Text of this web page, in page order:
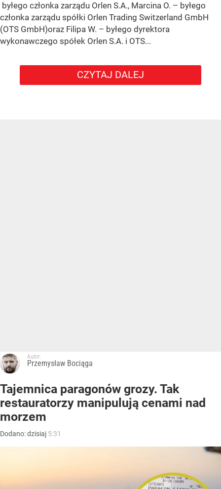
byłego członka zarządu Orlen S.A., Marcina O. – byłego
członka zarządu spółki Orlen Trading Switzerland GmbH
(OTS GmbH)oraz Filipa W. – byłego dyrektora
wykonawczego spółek Orlen S.A. i OTS...
CZYTAJ DALEJ
Autor:
Przemysław Bociąga
Tajemnica paragonów grozy. Tak
restauratorzy manipulują cenami nad
morzem
Dodano:dzisiaj 5:31